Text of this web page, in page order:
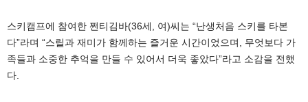
스키캠프에 참여한 쩐티김바(36세, 여)씨는 “난생처음 스키를 타본
다”라며 “스릴과 재미가 함께하는 즐거운 시간이었으며, 무엇보다 가
족들과 소중한 추억을 만들 수 있어서 더욱 좋았다”라고 소감을 전했
다.